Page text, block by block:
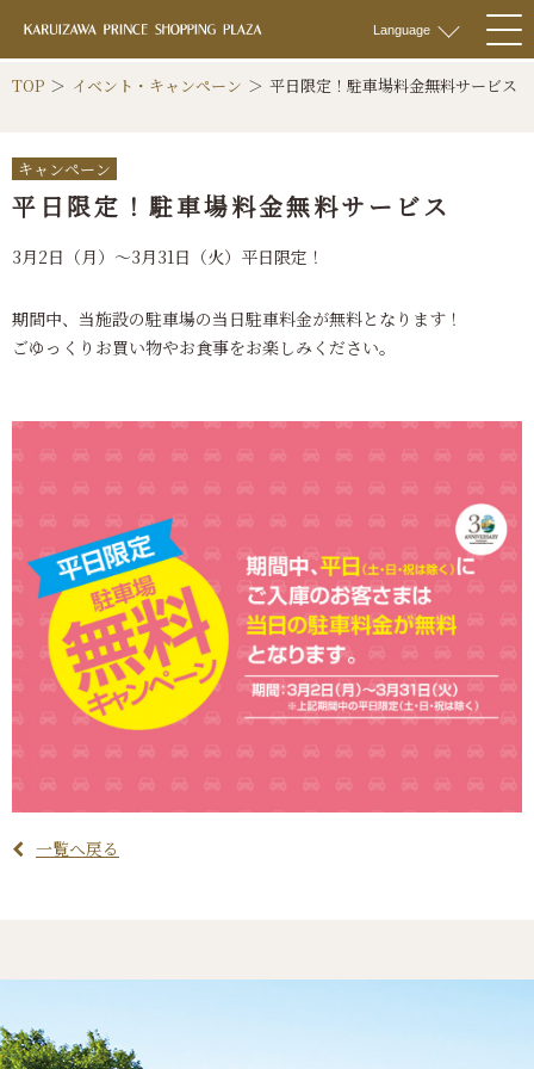
軽井沢 プリンス
Language
TOP イベント・キャンペーン 平日限定！駐車場料金無料サービス
キャンペーン
平日限定！駐車場料金無料サービス
3月2日（月）～3月31日（火）平日限定！
期間中、当施設の駐車場の当日駐車料金が無料となります！
ごゆっくりお買い物やお食事をお楽しみください。
一覧へ戻る